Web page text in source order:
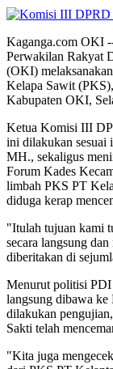
Kaganga.com OKI
Perwakilan Rakyat
(OKI)
Kelapa Sawit
Kabupaten OKI,
Ketua Komisi III
ini dilakukan
MH., sekaligus
Forum Kades
limbah PKS PT
diduga kerap
"Itulah tujuan kami
secara langsung
diberitakan di
Menurut politisi
langsung dibawa
dilakukan
Sakti telah
"Kita juga